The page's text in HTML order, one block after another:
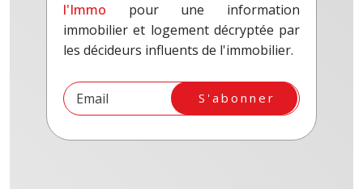
l'Immo pour une information
immobilier et logement décryptée par
les décideurs influents de l'immobilier.
S'abonner